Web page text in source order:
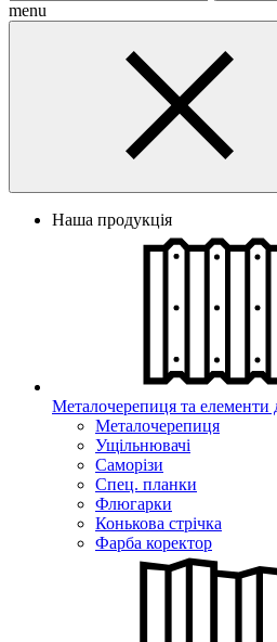
menu
Наша продукція
Металочерепиця та елементи
Металочерепиця
Ущільнювачі
Саморізи
Спец. планки
Флюгарки
Конькова стрічка
Фарба коректор